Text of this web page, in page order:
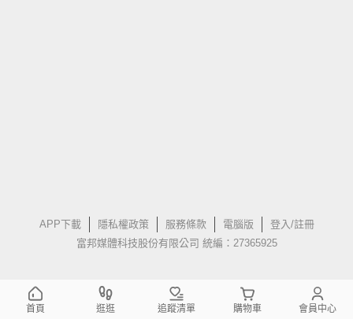
APP下載 隱私權政策 服務條款 電腦版
登入/註冊
富邦媒體科技股份有限公司 統編：27365925
首頁 逛逛 追蹤清單 購物車 會員中心